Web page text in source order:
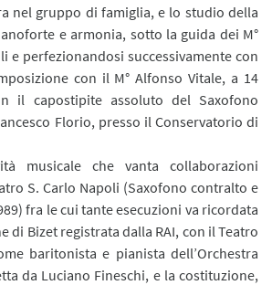
nel gruppo di famiglia, e lo studio della
e armonia, sotto la guida dei M°
e perfezionandosi successivamente con
con il M° Alfonso Vitale, a 14
il capostipite assoluto del Saxofono
Florio, presso il Conservatorio di
musicale che vanta collaborazioni
S. Carlo Napoli (Saxofono contralto e
fra le cui tante esecuzioni va ricordata
di Bizet registrata dalla RAI, con il Teatro
baritonista e pianista dell’Orchestra
da Luciano Fineschi, e la costituzione,